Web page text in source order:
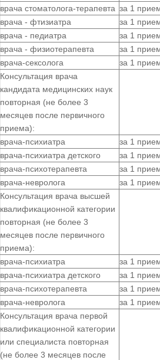
врача стоматолога-терапевта за 1
врача - фтизиатра
за 1
врача - педиатра
за 1
врача - физиотерапевта
за 1
врача-сексолога за 1
Консультация врача
кандидата медицинских наук
повторная (не более 3
месяцев после первичного
приема):
врача-психиатра
за 1
врача-психиатра детского
за 1
врача-психотерапевта
за 1
врача-невролога за 1
Консультация врача высшей
квалификационной категории
повторная (не более 3
месяцев после первичного
приема):
врача-психиатра
за 1
врача-психиатра детского
за 1
врача-психотерапевта
за 1
врача-невролога за 1
Консультация врача первой
квалификационной категории
или специалиста повторная
(не более 3 месяцев после